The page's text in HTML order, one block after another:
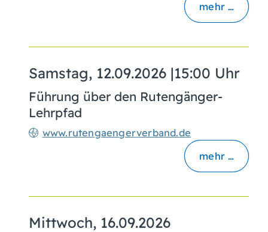
mehr …
Samstag, 12.09.2026 |15:00 Uhr
Führung über den Rutengänger-
Lehrpfad
www.rutengaengerverband.de
mehr …
Mittwoch, 16.09.2026